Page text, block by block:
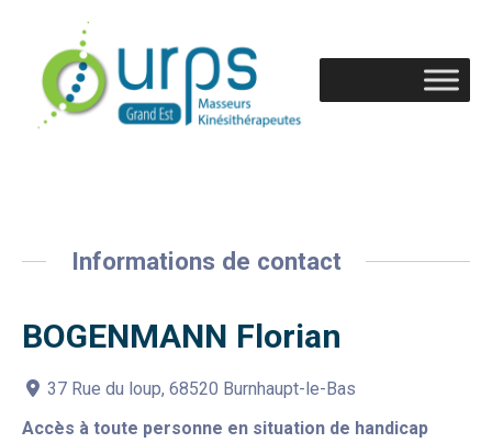
Informations de contact
BOGENMANN Florian
37 Rue du loup, 68520 Burnhaupt-le-Bas
Accès à toute personne en situation de handicap